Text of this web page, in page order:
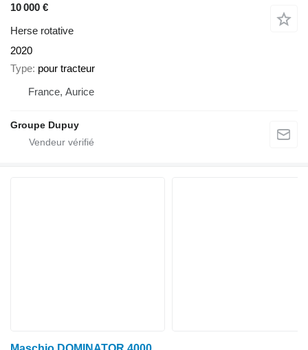
10 000 €
Herse rotative
2020
Type pour tracteur
France, Aurice
Groupe Dupuy